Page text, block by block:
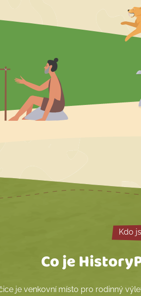
Kdo
Co je
je venkovní místo pro rodinný